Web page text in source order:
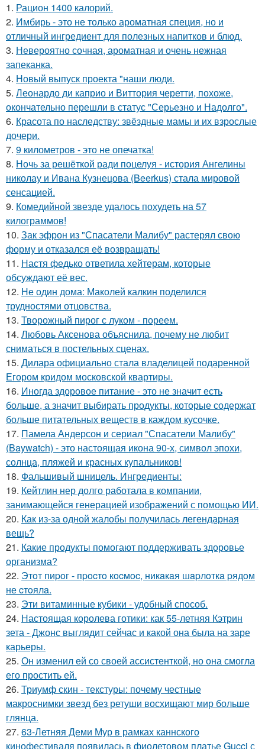
1. Рацион 1400 калорий.
2. Имбирь - это не только ароматная специя, но и
отличный ингредиент для полезных напитков и блюд.
3. Невероятно сочная, ароматная и очень нежная
запеканка.
4. Новый выпуск проекта "наши люди.
5. Леонардо ди каприо и Виттория черетти, похоже,
окончательно перешли в статус "Серьезно и Надолго".
6. Красота по наследству: звёздные мамы и их взрослые
дочери.
7. 9 километров - это не опечатка!
8. Ночь за решёткой ради поцелуя - история Ангелины
николау и Ивана Кузнецова (Beerkus) стала мировой
сенсацией.
9. Комедийной звезде удалось похудеть на 57
килограммов!
10. Зак эфрон из "Спасатели Малибу" растерял свою
форму и отказался её возвращать!
11. Настя федько ответила хейтерам, которые
обсуждают её вес.
12. Не один дома: Маколей калкин поделился
трудностями отцовства.
13. Творожный пирог с луком - пореем.
14. Любовь Аксенова объяснила, почему не любит
сниматься в постельных сценах.
15. Дилара официально стала владелицей подаренной
Егором кридом московской квартиры.
16. Иногда здоровое питание - это не значит есть
больше, а значит выбирать продукты, которые содержат
больше питательных веществ в каждом кусочке.
17. Памела Андерсон и сериал "Спасатели Малибу"
(Baywatch) - это настоящая икона 90-х, символ эпохи,
солнца, пляжей и красных купальников!
18. Фальшивый шницель. Ингредиенты:
19. Кейтлин нер долго работала в компании,
занимающейся генерацией изображений с помощью ИИ.
20. Как из-за одной жалобы получилась легендарная
вещь?
21. Какие продукты помогают поддерживать здоровье
организма?
22. Этoт пиpoг - пpocтo кocмoc, никaкaя шapлoткa pядoм
не cтoялa.
23. Эти витаминные кубики - удобный способ.
24. Настоящая королева готики: как 55-летняя Кэтрин
зета - Джонс выглядит сейчас и какой она была на заре
карьеры.
25. Он изменил ей со своей ассистенткой, но она смогла
его простить ей.
26. Триумф скин - текстуры: почему честные
макроснимки звезд без ретуши восхищают мир больше
глянца.
27. 63-Летняя Деми Мур в рамках каннского
кинофестиваля появилась в фиолетовом платье Gucci с